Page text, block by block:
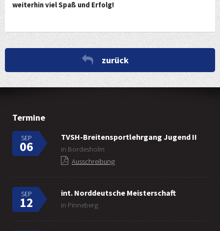
weiterhin viel Spaß und Erfolg!
zurück
Termine
SEP
06
TVSH-Breitensportlehrgang Jugend II
in Bordesholm
Ausschreibung
SEP
12
int. Norddeutsche Meisterschaft
in Pinneberg